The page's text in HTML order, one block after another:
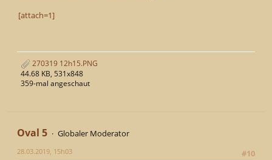
[attach=1]
270319 12h15.PNG
44.68 KB, 531x848
359-mal angeschaut
Oval 5
Globaler Moderator
#10
28.03.2019, 15h03